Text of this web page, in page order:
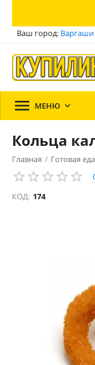
Ваш город: Варгаши
 МЕНЮ 
Кольца
Главная / Готовая еда
КОД: 174